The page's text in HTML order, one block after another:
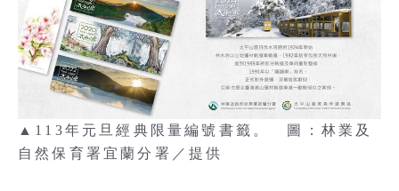
▲113年元旦經典限量編號書籤。 圖：林業及
自然保育署宜蘭分署／提供